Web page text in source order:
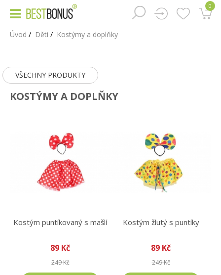
0
Úvod Děti Kostýmy a doplňky
VŠECHNY PRODUKTY
KOSTÝMY A DOPLŇKY
Kostým puntíkovaný s mašlí
89 Kč
249 Kč
Kostým žlutý s puntíky
89 Kč
249 Kč